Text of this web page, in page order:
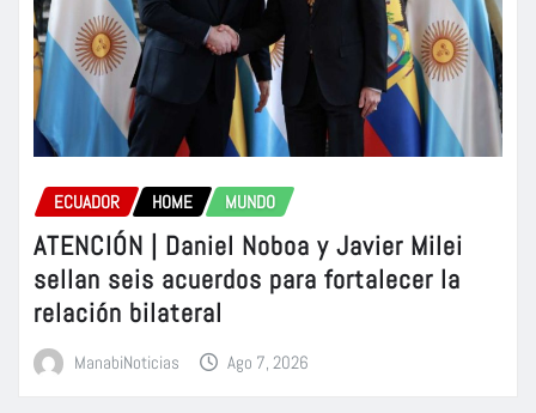
ECUADOR HOME MUNDO
ATENCIÓN | Daniel Noboa y Javier Milei
sellan seis acuerdos para fortalecer la
relación bilateral
ManabiNoticias Ago 7, 2026